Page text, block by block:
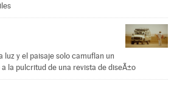
luz y el paisaje solo camuflan un
la pulcritud de una revista de diseÃ±o